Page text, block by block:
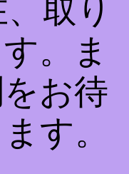
取り
。ま
お待
す。